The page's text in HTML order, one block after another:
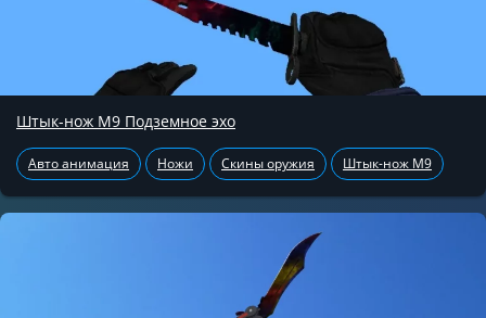
Штык-нож М9 Подземное эхо
Авто анимация Ножи Скины оружия Штык-нож М9